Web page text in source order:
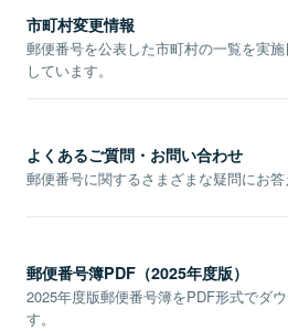
市町村変更情報
郵便番号を公表した市町村の一覧を実
しています。
よくあるご質問・お問い合わせ
郵便番号に関するさまざまな疑問にお答
郵便番号簿PDF（2025年度版）
2025年度版郵便番号簿をPDF形式でダ
す。